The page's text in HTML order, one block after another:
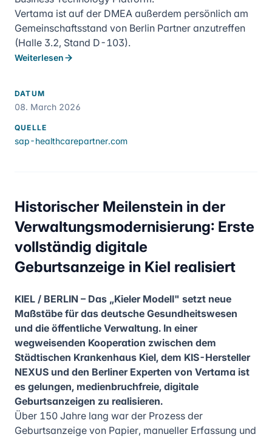
Vertama ist auf der DMEA außerdem persönlich am
Gemeinschaftsstand von Berlin Partner anzutreffen
(Halle 3.2, Stand D-103).
Weiterlesen
DATUM
08. March 2026
QUELLE
sap-healthcarepartner.com
Historischer Meilenstein in der
Verwaltungsmodernisierung: Erste
vollständig digitale
Geburtsanzeige in Kiel realisiert
KIEL / BERLIN – Das „Kieler Modell" setzt neue
Maßstäbe für das deutsche Gesundheitswesen
und die öffentliche Verwaltung. In einer
wegweisenden Kooperation zwischen dem
Städtischen Krankenhaus Kiel, dem KIS-Hersteller
NEXUS und den Berliner Experten von Vertama ist
es gelungen, medienbruchfreie, digitale
Geburtsanzeigen zu realisieren.
Über 150 Jahre lang war der Prozess der
Geburtsanzeige von Papier, manueller Erfassung und